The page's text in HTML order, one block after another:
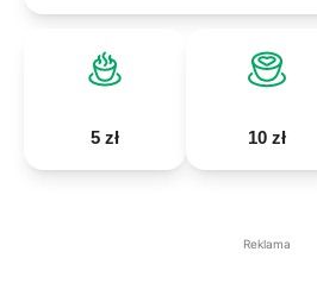
5 zł 10 zł
Reklama